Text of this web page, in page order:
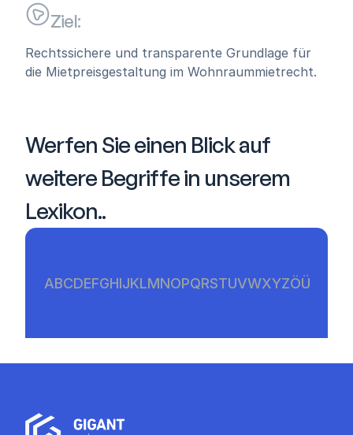
Ziel:
Rechtssichere und transparente Grundlage für
die Mietpreisgestaltung im Wohnraummietrecht.
Werfen Sie einen Blick auf
weitere Begriffe in unserem
Lexikon..
ABCDEFGHIJKLMNOPQRSTUVWXYZÖÜ